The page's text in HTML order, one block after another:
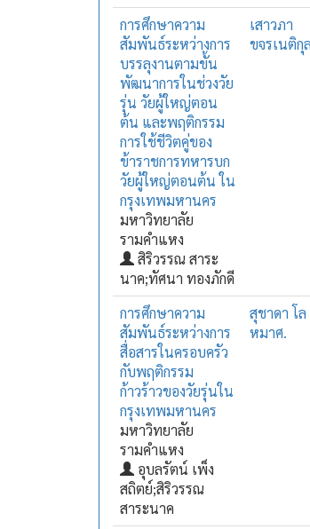
การศึกษาความ
สัมพันธ์ระหว่างการ
บรรลุงานตามขั้น
พัฒนาการในช่วงวัย
รุ่น วัยผู้ใหญ่ตอน
ต้น และพฤติกรรม
การใช้ชีวิตคู่ของ
ข้าราชการทหารบก
วัยผู้ใหญ่ตอนต้น ใน
กรุงเทพมหานคร
มหาวิทยาลัย
รามคำแหง
สิริวรรณ สาระ
นาค;ทัศนา ทองภักดี
เสาวภา
ขจรเนติกุ
การศึกษาความ
สัมพันธ์ระหว่างการ
สื่อสารในครอบครัว
กับพฤติกรรม
ก้าวร้าวของวัยรุ่นใน
กรุงเทพมหานคร
มหาวิทยาลัย
รามคำแหง
อุบลรัตน์ เพ็ง
สถิตย์;สิริวรรณ
สาระนาค
สุชาดา โล
หมาศ.